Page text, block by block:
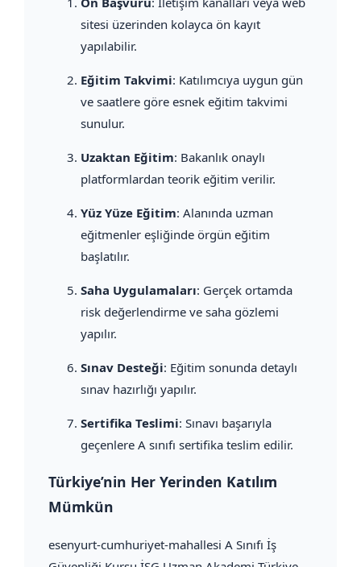
sitesi üzerinden kolayca ön kayıt
yapılabilir.
Eğitim Takvimi: Katılımcıya uygun gün
ve saatlere göre esnek eğitim takvimi
sunulur.
Uzaktan Eğitim: Bakanlık onaylı
platformlardan teorik eğitim verilir.
Yüz Yüze Eğitim: Alanında uzman
eğitmenler eşliğinde örgün eğitim
başlatılır.
Saha Uygulamaları: Gerçek ortamda
risk değerlendirme ve saha gözlemi
yapılır.
Sınav Desteği: Eğitim sonunda detaylı
sınav hazırlığı yapılır.
Sertifika Teslimi: Sınavı başarıyla
geçenlere A sınıfı sertifika teslim edilir.
Türkiye’nin Her Yerinden Katılım
Mümkün
esenyurt-cumhuriyet-mahallesi A Sınıfı İş